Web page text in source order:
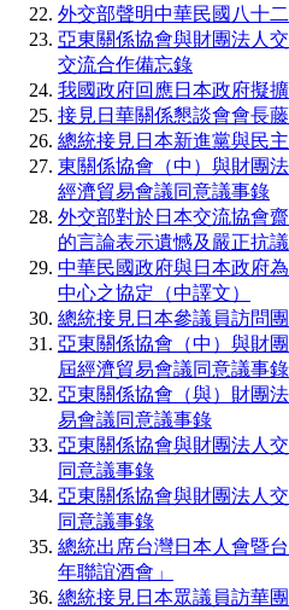
外交部聲明中華民國八十
亞東關係協會與財團法人
交流合作備忘錄
我國政府回應日本政府擬
接見日華關係懇談會會長
總統接見日本新進黨與民
東關係協會（中）與財團
經濟貿易會議同意議事錄
外交部對於日本交流協會
的言論表示遺憾及嚴正抗議
中華民國政府與日本政府
中心之協定（中譯文）
總統接見日本參議員訪問團
亞東關係協會（中）與財
屆經濟貿易會議同意議事錄
亞東關係協會（與）財團
易會議同意議事錄
亞東關係協會與財團法人
同意議事錄
亞東關係協會與財團法人
同意議事錄
總統出席台灣日本人會暨
年聯誼酒會」
總統接見日本眾議員訪華團